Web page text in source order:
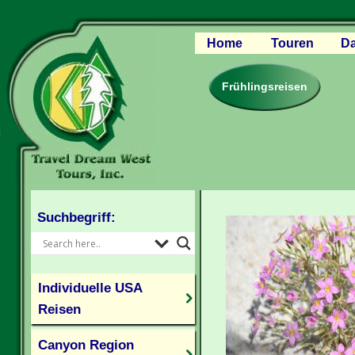
Home
Touren
Canyon Region
Rocky
Pazifischer
Frühlingsreisen
Suchbegriff:
Individuelle USA
Reisen
Canyon Region